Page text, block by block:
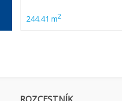
244.41 m2